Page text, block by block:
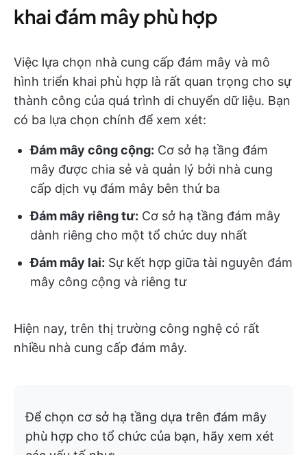
khai đám mây phù hợp
Việc lựa chọn nhà cung cấp đám mây và mô
hình triển khai phù hợp là rất quan trọng cho sự
thành công của quá trình di chuyển dữ liệu. Bạn
có ba lựa chọn chính để xem xét:
Đám mây công cộng: Cơ sở hạ tầng đám
mây được chia sẻ và quản lý bởi nhà cung
cấp dịch vụ đám mây bên thứ ba
Đám mây riêng tư: Cơ sở hạ tầng đám mây
dành riêng cho một tổ chức duy nhất
Đám mây lai: Sự kết hợp giữa tài nguyên đám
mây công cộng và riêng tư
Hiện nay, trên thị trường công nghệ có rất
nhiều nhà cung cấp đám mây.
Để chọn cơ sở hạ tầng dựa trên đám mây
phù hợp cho tổ chức của bạn, hãy xem xét